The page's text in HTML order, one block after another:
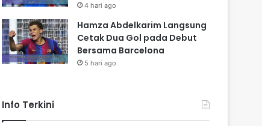
4 hari ago
Hamza Abdelkarim Langsung
Cetak Dua Gol pada Debut
Bersama Barcelona
5 hari ago
Info Terkini